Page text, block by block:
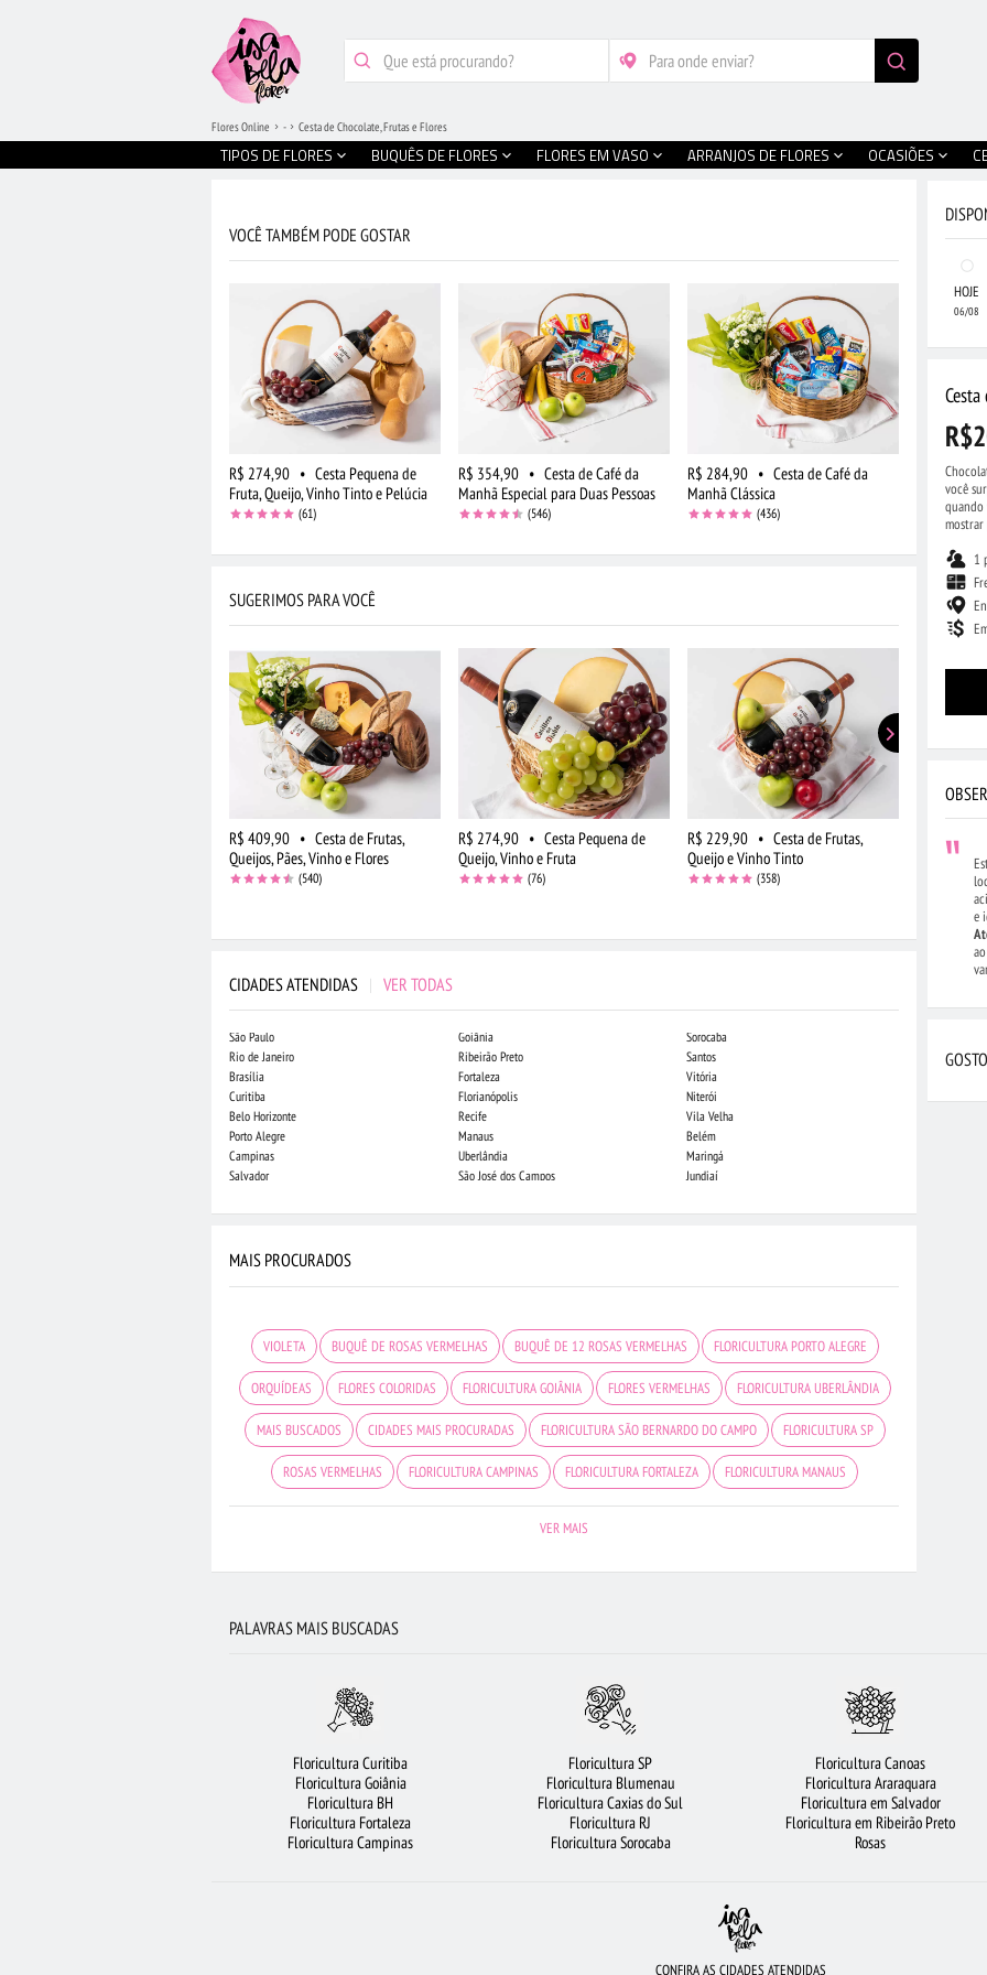
TIPOS DE FLORES BUQUÊS DE FLORES FLORES EM VASO ARRANJOS DE FLORES OCASIÕES
Flores Online - Cesta de Chocolate, Frutas e Flores
VOCÊ TAMBÉM PODE GOSTAR
R$ 274,90 • Cesta Pequena de
Fruta, Queijo, Vinho Tinto e Pelúcia
(61)
R$ 354,90 • Cesta de Café da
Manhã Especial para Duas Pessoas
(546)
R$ 284,90 • Cesta de Café da
Manhã Clássica
(436)
SUGERIMOS PARA VOCÊ
R$ 409,90 • Cesta de Frutas,
Queijos, Pães, Vinho e Flores
(540)
R$ 274,90 • Cesta Pequena de
Queijo, Vinho e Fruta
(76)
R$ 229,90 • Cesta de Frutas,
Queijo e Vinho Tinto
(358)
R$ 454,90
Frutas,
Flores e
CIDADES ATENDIDAS | VER TODAS
São Paulo
Rio de Janeiro
Brasília
Curitiba
Belo Horizonte
Porto Alegre
Campinas
Salvador
Goiânia
Ribeirão Preto
Fortaleza
Florianópolis
Recife
Manaus
Uberlândia
São José dos Campos
Sorocaba
Santos
Vitória
Niterói
Vila Velha
Belém
Maringá
Jundiaí
Indaiatuba
MAIS PROCURADOS
VIOLETA BUQUÊ DE ROSAS VERMELHAS BUQUÊ DE 12 ROSAS VERMELHAS FLORICULTURA PORTO ALEGRE
ORQUÍDEAS FLORES COLORIDAS FLORICULTURA GOIÂNIA FLORES VERMELHAS FLORICULTURA UBERLÂNDIA
MAIS BUSCADOS CIDADES MAIS PROCURADAS FLORICULTURA SÃO BERNARDO DO CAMPO FLORICULTURA SP
ROSAS VERMELHAS FLORICULTURA CAMPINAS FLORICULTURA FORTALEZA FLORICULTURA MANAUS
FLORICULTURA RECIFE
ROSAS AMARELAS
FLORICULTURA GUARULHOS BUQUÊ DE 20 ROSAS VERMELHAS
FLORICULTURA RIBEIRÃO PRETO FLORICULTURA BARUERI FLORICULTURA OSASCO
COROA DE FLORES FLORICULTURA RJ FLORICULTURA JUNDIAÍ ROSAS
VER MAIS
HOJE
06/08
você
quando
mostrar
1
e
PALAVRAS MAIS BUSCADAS
Floricultura Curitiba
Floricultura Goiânia
Floricultura BH
Floricultura Fortaleza
Floricultura Campinas
Floricultura SP
Floricultura Blumenau
Floricultura Caxias do Sul
Floricultura RJ
Floricultura Sorocaba
Floricultura Canoas
Floricultura Araraquara
Floricultura em Salvador
Floricultura em Ribeirão Preto
Rosas
CONFIRA AS CIDADES ATENDIDAS